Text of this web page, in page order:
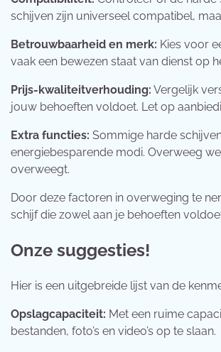
schijven zijn universeel compatibel,
Betrouwbaarheid en merk: Kies voor
vaak een bewezen staat van dienst op
Prijs-kwaliteitverhouding: Vergelijk
jouw behoeften voldoet. Let op
Extra functies: Sommige harde
energiebesparende modi. Overweeg
overweegt.
Door deze factoren in overweging te
schijf die zowel aan je behoeften
Onze suggesties!
Hier is een uitgebreide lijst van de
Opslagcapaciteit: Met een ruime
bestanden, foto’s en video’s op te slaan.